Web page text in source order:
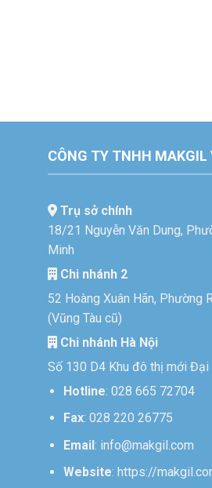
CÔNG TY TNHH MAKGIL
Trụ sở chính
18/21 Nguyễn Văn Dung,
Minh
Chi nhánh 2
52 Hoàng Xuân Hãn, Phường
(Vũng Tàu cũ)
Chi nhánh Hà Nội
Số 130 D4 Khu đô thị mới Đại
Hotline:028 665 72704
Fax: 028 220 26775
Email: info@makgil.com
Website: https://